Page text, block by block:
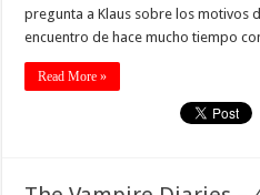
pregunta a Klaus sobre los motivos
encuentro de hace mucho tiempo
Read More »